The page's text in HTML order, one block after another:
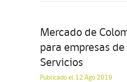
Mercado de
para empresas de
Servicios
Publicado el 12 Ago 2019